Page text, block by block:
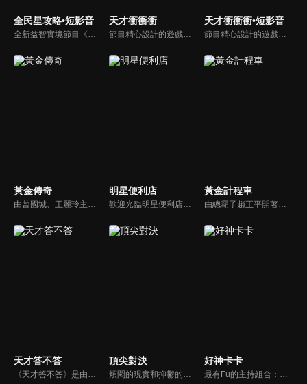
全民星攻略•短影音 天才衝衝衝
節目精心設計的遊戲內容，包括深受觀眾喜愛並且火紅於各大專院校的【TEMPO系列】，考驗藝人用肢體表達能力以及聯想能力的【你是WORD演】、【會演是英雄】，考驗英文程度的【EAR傳耳ABC】，超簡單、超爆笑的【看你怎麼說】，以及考驗藝人反應、機智以及隊友默契的【不可能的默契】等單元，逗趣又爆笑！
天才衝衝衝•短影音
節目精心設計的遊戲內容，包括深受觀眾喜愛並且火紅於各大專院校的【TEMPO系列】，考驗藝人用肢體表達能力以及聯想能力的【你是WORD演】、【會演是英雄】，考驗英文程度的【EAR傳耳ABC】，超簡單、超爆笑的【看你怎麼說】，以及考驗藝人反應、機智以及隊友默契的【不可能的默契】等單元，逗趣又爆笑！
黃金傳奇
由曾國城、王麗玲主持，許多人記憶中的經典外景綜藝節目之一。每次闖關成功的隊伍，可獲得藏寶圖；拼湊出完整藏寶圖者，可憑著藏寶圖提示至寶箱放置處；最後以正確寶箱之正確答案鑰匙開啟成功者，除隊長本身外的每位參賽者，即可獲得價值新台幣5萬元之黃金金牌。
明星便利店
歡迎光臨明星便利店！你覺得便利店裡面有什麼？關東煮？茶葉蛋？還是讓你尖叫的大明星？一家擁有明星的便利店，到底有多稀奇，你會不會想要光臨呢？
黃金計程車
由總霸子趙正平開著計程車在街頭隨機找尋搭車路人，進行機智問答，如果十題答對就可以拿走金元寶！如果沒有答對，就把當前獎金減一個0然後發放！另外節目中總霸子趙正平還會帶我們遍尋美食名景。
天才答不答
《天才答不答》是由吳宗憲和吳怡霈共同主持的益智節目。節目設立高額的獎金來考驗藝人們真實的人性，同時將題目立體化，讓你身歷其境去冒險答題。更有哪些出乎意料的處罰，讓藝人羞愧的不想再答錯！一個最接近「人性」與「真實」的益智節目，現在就讓吳宗憲帶你輕鬆玩轉知識。
頂尖對決
煩悶的現實和抑鬱的社會，你需要的就是笑、大聲笑、開口笑，《頂尖對決》就要你笑到落ㄟ骸，最具綜藝實力的庹宗康，和喜感十足的納豆各自領軍對抗，藝人搞笑pk笑果十足，《頂尖對決》讓你忘掉一週煩惱！
好神卡卡
最有Fu的主持組合：「A咖天王」徐乃麟+「好神天心」朱芯儀+「真理大學校花」洪棠+「台大獸醫碩士」LYDIA。遊戲的層層關卡，來賓必須要和主持人比反應，比記憶，比機智，比膽識，幸運女神的眷顧與遠離永遠都是個未知數！